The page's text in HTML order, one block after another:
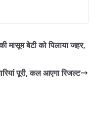
मासूम बेटी को पिलाया जहर,
पूरी, कल आएगा रिजल्ट